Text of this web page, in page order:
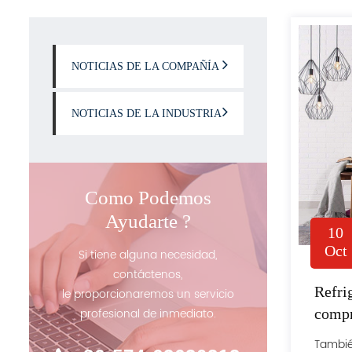
NOTICIAS DE LA COMPAÑÍA
NOTICIAS DE LA INDUSTRIA
Como Podemos
Ayudarte ?
Si tiene alguna necesidad,
contáctenos,
le proporcionaremos un servicio
profesional de inmediato.
10
Oct